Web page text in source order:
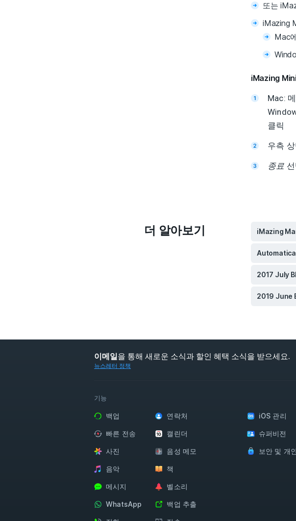
또는
iMazing
Mac
iMazing
Mac:
클릭
우측
종료
더 알아보기 iMazing
2017 July
2019 June
이메일을 통해 새로운 소식과 할인 혜택 소식을 받으세요.
뉴스레터 정책
기능
백업
빠른 전송
사진
음악
메시지
WhatsApp
연락처
캘린더
음성 메모
책
벨소리
백업 추출
iOS 관리
슈퍼비전
보안 및 개